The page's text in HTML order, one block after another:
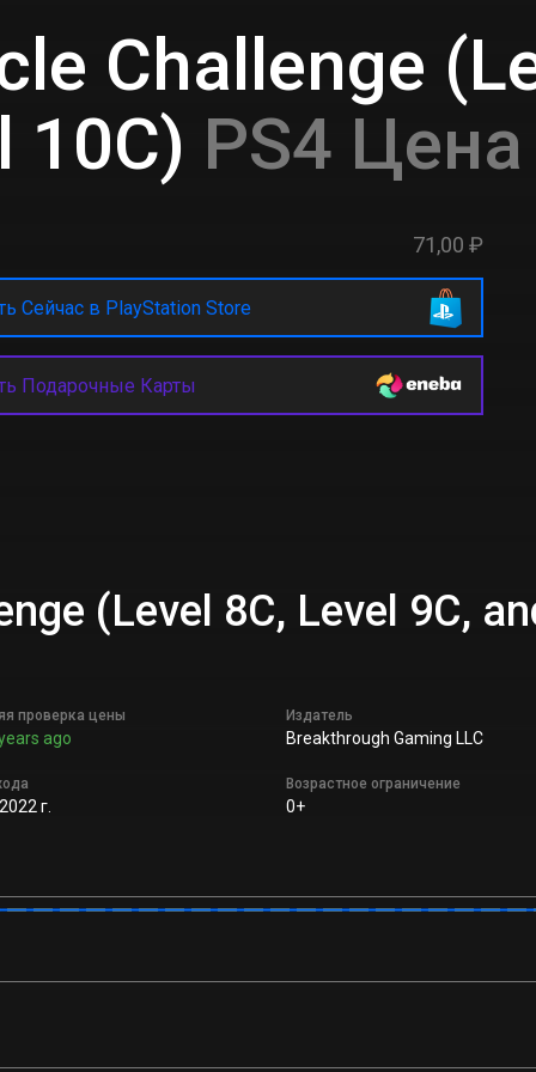
Challenge
10C) PS4
71,00 ₽
Сейчас в PlayStation Store
Подарочные Карты
(Level 8C, Level 9C,
проверка цены
ago
г.
Издатель
Breakthrough Gaming LLC
Возрастное ограничение
0+